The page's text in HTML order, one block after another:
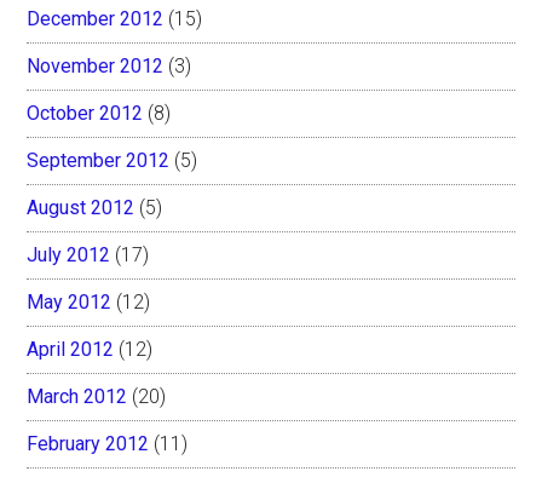
December 2012 (15)
November 2012 (3)
October 2012 (8)
September 2012 (5)
August 2012 (5)
July 2012 (17)
May 2012 (12)
April 2012 (12)
March 2012 (20)
February 2012 (11)